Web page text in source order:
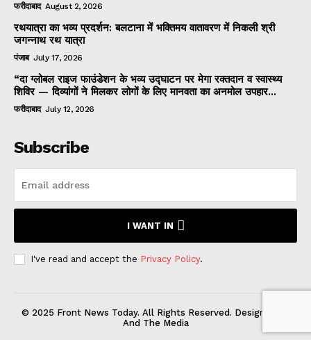
फरीदाबाद August 2, 2026
रथयात्रा का भव्य प्रदर्शन: बलटाना में भक्तिमय वातावरण में निकली श्री
जगन्नाथ रथ यात्रा
पंजाब July 17, 2026
“दा ग्लोबल राइज फाउंडेशन के भव्य उद्घाटन पर मेगा रक्तदान व स्वास्थ्य
शिविर — दिव्यांगों ने मिलकर लोगों के लिए मानवता का अनमोल उपहार...
फरीदाबाद July 12, 2026
Subscribe
I WANT IN
I've read and accept the Privacy Policy.
© 2025 Front News Today. All Rights Reserved. Designed by
And The Media